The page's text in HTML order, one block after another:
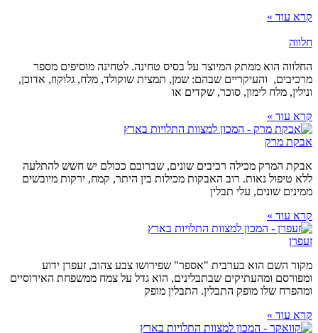
קרא עוד »
חלווה
החלווה הוא ממתק המיוצר על בסיס טחינה. לטחינה מוסיפים מספר
מרכיבים, והעיקריים שבהם: שמן, תמצית שוקולד, מלח, גלוקוז, אדוכן,
ונילין, מלח לימון, סוכר, שקדים או
קרא עוד »
אבקת מרק
אבקת המרק מכילה רכיבים שונים, שברובם ככולם יש חשש להתלעה
ללא טיפול נאות. רוב האבקות מכילות בין היתר, קמח, ירקות מיובשים
ממינים שונים, עלי תבלין
קרא עוד »
זעפרן
מקור השם הוא בערבית "אספר" שפירושו צבע צהוב, זעפרן ידוע
ומפורסם ומהעתיקים שבתבלינים, הוא גדל על צמח ממשפחת האירוסיים
ומהפרח שלו מופק התבלין. התבלין מופק
קרא עוד »